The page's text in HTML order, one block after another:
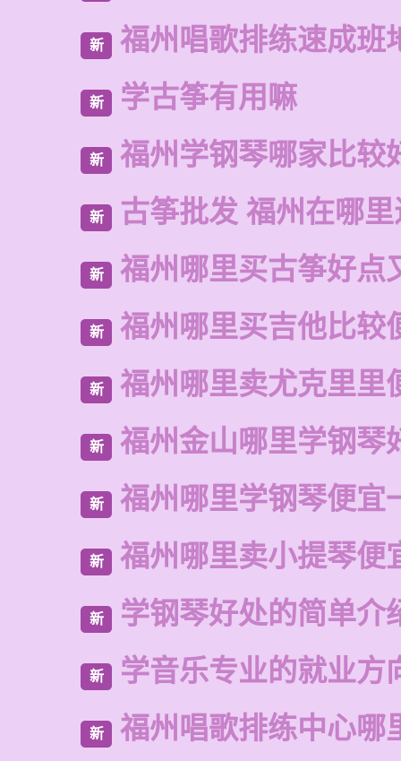
新 福州唱歌排练速成班
新 学古筝有用嘛
新 福州学钢琴哪家比较
新 古筝批发 福州在哪
新 福州哪里买古筝好点
新 福州哪里买吉他比较
新 福州哪里卖尤克里里
新 福州金山哪里学钢琴
新 福州哪里学钢琴便宜
新 福州哪里卖小提琴便
新 学钢琴好处的简单介
新 学音乐专业的就业方
新 福州唱歌排练中心哪